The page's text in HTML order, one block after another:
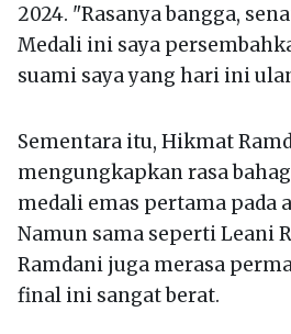
2024. "Rasanya bangga,
Medali ini saya
suami saya yang hari ini
Sementara itu, Hikmat
mengungkapkan rasa
medali emas pertama pada
Namun sama seperti Leani
Ramdani juga merasa
final ini sangat berat.